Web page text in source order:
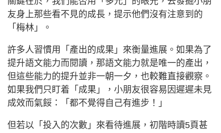
友身上那些看不見的成長，提示他們沒有注意到的
「梅林」。
許多人習慣用「產出的成果」來衡量進展。如果為了
提升語文能力而閱讀，那語文能力就是唯一的產出，
但這些能力的提升並非一朝一夕，也較難直接觀察。
如果我們只盯着「成果」，小朋友很容易因遲遲未見
成效而氣餒：「都不覺得自己有進步！」
但若以「投入的次數」來看待進展，初階時讀5頁甚